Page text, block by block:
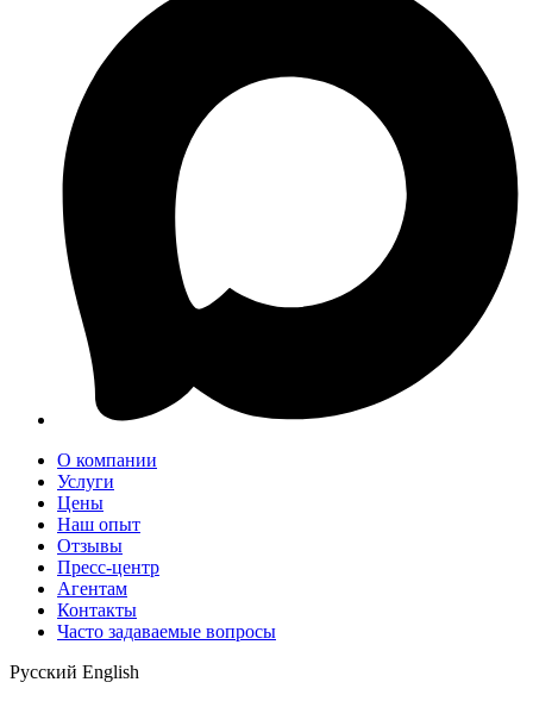
О компании
Услуги
Цены
Наш опыт
Отзывы
Пресс-центр
Агентам
Контакты
Часто задаваемые вопросы
Русский English